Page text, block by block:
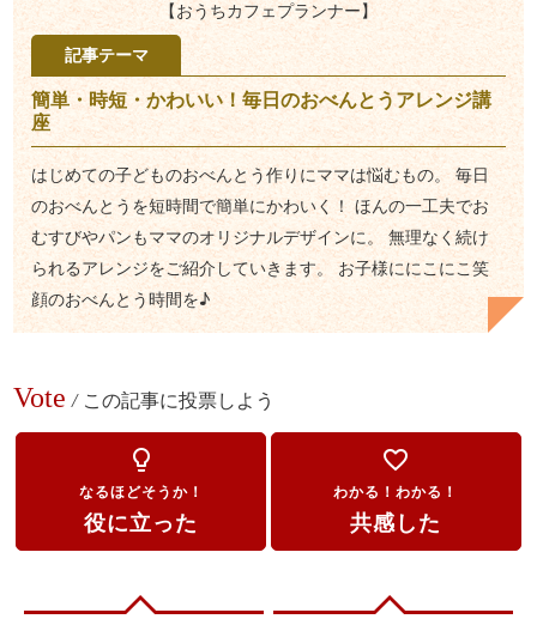
【おうちカフェプランナー】
記事テーマ
簡単・時短・かわいい！毎日のおべんとうアレンジ講
座
はじめての子どものおべんとう作りにママは悩むもの。 毎日
のおべんとうを短時間で簡単にかわいく！ ほんの一工夫でお
むすびやパンもママのオリジナルデザインに。 無理なく続け
られるアレンジをご紹介していきます。 お子様ににこにこ笑
顔のおべんとう時間を♪
Vote / この記事に投票しよう
lightbulb_outline
なるほどそうか！
役に立った
favorite_border
わかる！わかる！
共感した